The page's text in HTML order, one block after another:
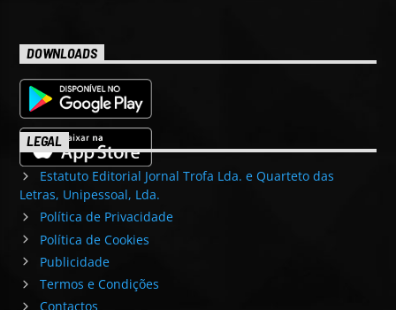
DOWNLOADS
LEGAL
Estatuto Editorial Jornal Trofa Lda. e Quarteto das
Letras, Unipessoal, Lda.
Política de Privacidade
Política de Cookies
Publicidade
Termos e Condições
Contactos